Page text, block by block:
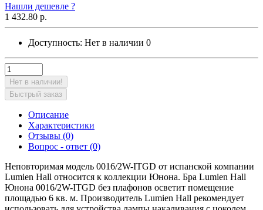
Нашли дешевле ?
1 432.80 р.
Доступность: Нет в наличии 0
Нет в наличии!
Быстрый заказ
Описание
Характеристики
Отзывы (0)
Вопрос - ответ (0)
Неповторимая модель 0016/2W-ITGD от испанской компании
Lumien Hall относится к коллекции Юнона. Бра Lumien Hall
Юнона 0016/2W-ITGD без плафонов осветит помещение
площадью 6 кв. м. Производитель Lumien Hall рекомендует